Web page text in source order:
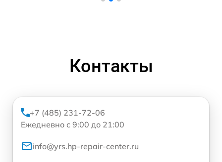
Контакты
+7 (485) 231-72-06
Ежедневно с 9:00 до 21:00
info@yrs.hp-repair-center.ru